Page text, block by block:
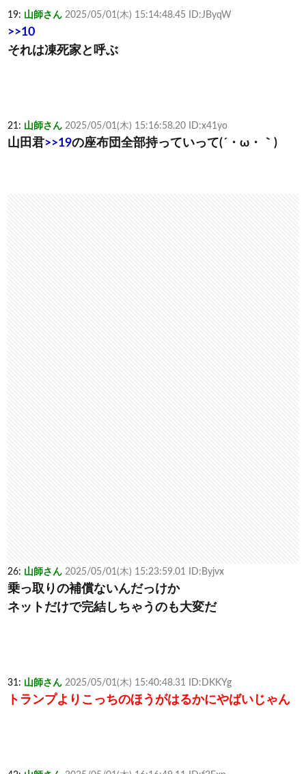
19: 山師さん 2025/05/01(木) 15:14:48.45 ID:JByqW
>>10
それは凍死家と呼ぶ
21: 山師さん 2025/05/01(木) 15:16:58.20 ID:x41yo
山田君>>19の座布団全部持っていって(´・ω・｀)
26: 山師さん 2025/05/01(木) 15:23:59.01 ID:Byjvx
乗っ取りの補償ないんだっけか
ネットだけで完結しちゃうのも大変だ
31: 山師さん 2025/05/01(木) 15:40:48.31 ID:DKKYg
トランプよりこっちのほうがはるかにやばいじゃん